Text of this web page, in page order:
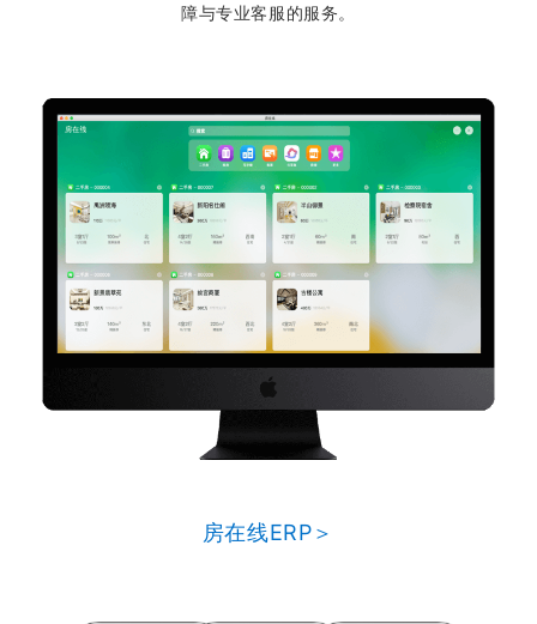
障与专业客服的服务。
房在线ERP＞